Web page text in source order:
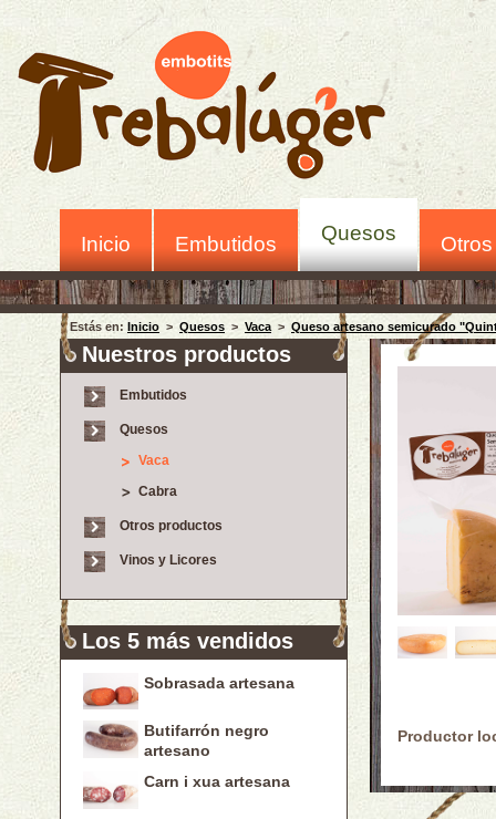
Inicio Embutidos Quesos
Estás en: Inicio > Quesos > Vaca > Queso artesano semicurado
Nuestros productos
Embutidos
Quesos
Vaca
Cabra
Otros productos
Vinos y Licores
Los 5 más vendidos
Sobrasada artesana
Butifarrón negro
artesano
Carn i xua artesana
Productor